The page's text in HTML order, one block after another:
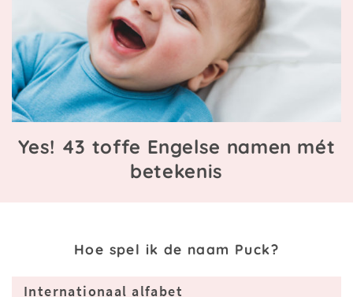
Yes! 43 toffe Engelse namen mét
betekenis
Hoe spel ik de naam Puck?
Internationaal alfabet